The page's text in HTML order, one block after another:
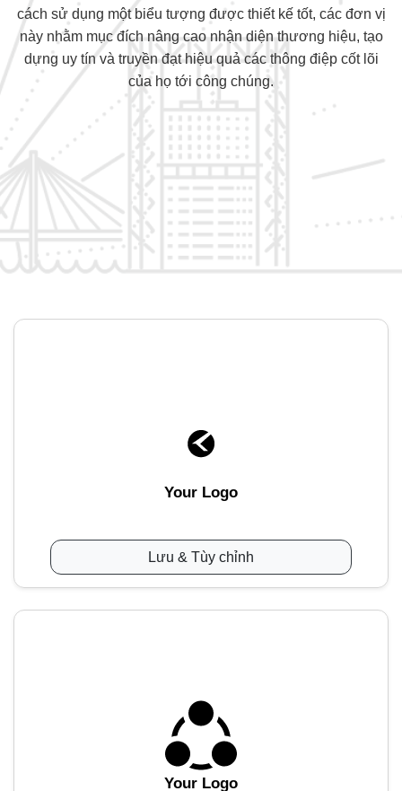
cách sử dụng một biểu tượng được thiết kế tốt, các đơn vị
này nhằm mục đích nâng cao nhận diện thương hiệu, tạo
dựng uy tín và truyền đạt hiệu quả các thông điệp cốt lõi
của họ tới công chúng.
Your Logo
Lưu & Tùy chỉnh
Your Logo